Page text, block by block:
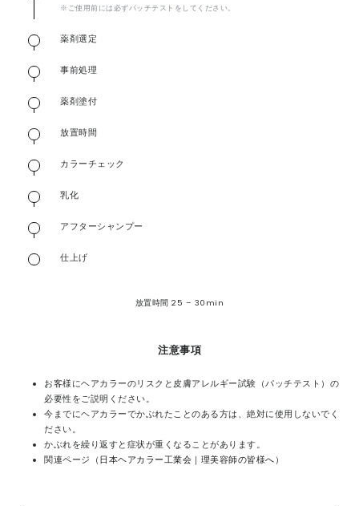
※ご使用前には必ずパッチテストをしてください。
薬剤選定
事前処理
薬剤塗付
放置時間
カラーチェック
乳化
アフターシャンプー
仕上げ
放置時間 25 – 30min
注意事項
お客様にヘアカラーのリスクと皮膚アレルギー試験（パッチテスト）の
必要性をご説明ください。
今までにヘアカラーでかぶれたことのある方は、絶対に使用しないでく
ださい。
かぶれを繰り返すと症状が重くなることがあります。
関連ページ（ 日本ヘアカラー工業会｜理美容師の皆様へ ）